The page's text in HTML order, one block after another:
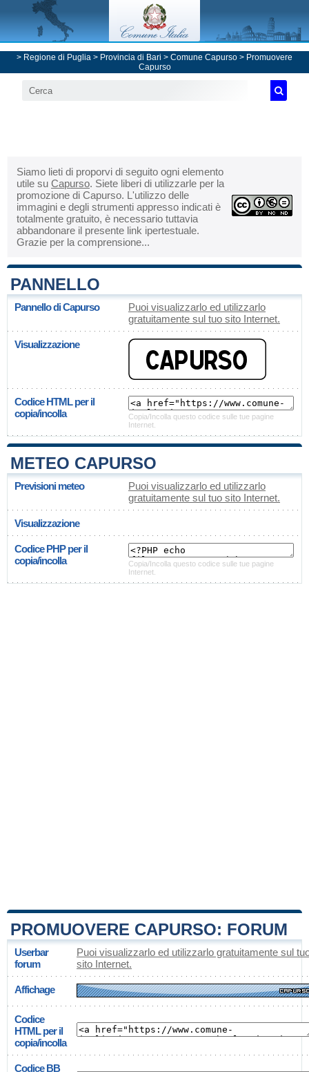
> Regione di Puglia > Provincia di Bari > Comune Capurso > Promuovere
Capurso
Siamo lieti di proporvi di seguito ogni elemento
utile su Capurso. Siete liberi di utilizzarle per la
promozione di Capurso. L'utilizzo delle
immagini e degli strumenti appresso indicati è
totalmente gratuito, è necessario tuttavia
abbandonare il presente link ipertestuale.
Grazie per la comprensione...
PANNELLO
Pannello di Capurso
Puoi visualizzarlo ed utilizzarlo
gratuitamente sul tuo sito Internet.
Visualizzazione
Codice HTML per il
copia/incolla
Copia/Incolla questo codice sulle tue pagine
Internet.
METEO CAPURSO
Previsioni meteo
Puoi visualizzarlo ed utilizzarlo
gratuitamente sul tuo sito Internet.
Visualizzazione
Codice PHP per il
copia/incolla
Copia/Incolla questo codice sulle tue pagine
Internet.
PROMUOVERE CAPURSO: FORUM
Userbar
forum
Puoi visualizzarlo ed utilizzarlo gratuitamente sul
sito Internet.
Affichage
Codice
HTML per il
copia/incolla
Codice BB